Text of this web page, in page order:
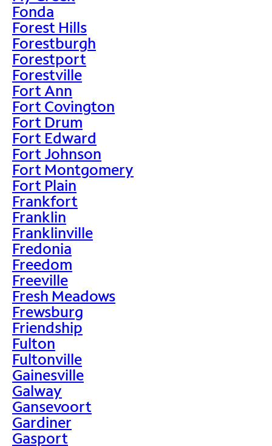
Fonda
Forest Hills
Forestburgh
Forestport
Forestville
Fort Ann
Fort Covington
Fort Drum
Fort Edward
Fort Johnson
Fort Montgomery
Fort Plain
Frankfort
Franklin
Franklinville
Fredonia
Freedom
Freeville
Fresh Meadows
Frewsburg
Friendship
Fulton
Fultonville
Gainesville
Galway
Gansevoort
Gardiner
Gasport